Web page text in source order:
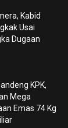
Kabid
Usai
Dugaan
KPK,
Mega
Emas 74 Kg